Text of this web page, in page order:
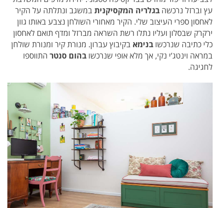
עץ וברזל נרכשה בגלריה המקסיקניתבמשגב ונתלתה על הקיר
לאחסון ספרי העיצוב שלי. הקיר מאחורי השולחן נצבע באותו גוון
ירקרק שבסלון ועליו נתלו רשת השראה מברזל ומדף תואם לאחסון
כלי כתיבה שנרכשו בנימא בקיבוץ עברון. מנורת קיר ומנורת שולחן
במראה וינטג’י נקי, אך מלא אופי שנרכשו בהום סנטר התווספו
לחגיגה.